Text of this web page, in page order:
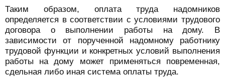
Таким образом, оплата труда надомников
определяется в соответствии с условиями трудового
договора о выполнении работы на дому. В
зависимости от порученной надомному работнику
трудовой функции и конкретных условий выполнения
работы на дому может применяться повременная,
сдельная либо иная система оплаты труда.